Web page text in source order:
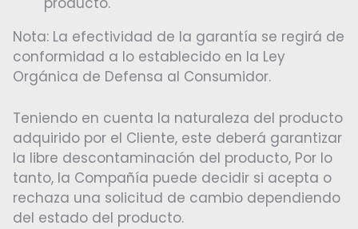
Nota: La efectividad de la garantía se regirá de
conformidad a lo establecido en la Ley
Orgánica de Defensa al Consumidor.
Teniendo en cuenta la naturaleza del producto
adquirido por el Cliente, este deberá garantizar
la libre descontaminación del producto, Por lo
tanto, la Compañía puede decidir si acepta o
rechaza una solicitud de cambio dependiendo
del estado del producto.